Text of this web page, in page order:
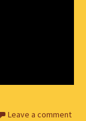
Leave a comment